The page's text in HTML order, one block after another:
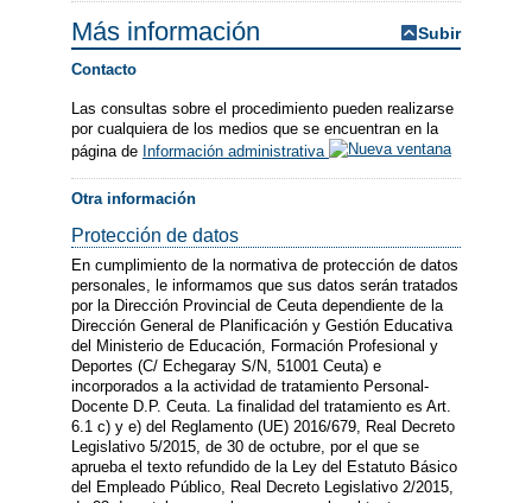
Más información Subir
Contacto
Las consultas sobre el procedimiento pueden realizarse
por cualquiera de los medios que se encuentran en la
página de Información administrativa
Otra información
Protección de datos
En cumplimiento de la normativa de protección de datos
personales, le informamos que sus datos serán tratados
por la Dirección Provincial de Ceuta dependiente de la
Dirección General de Planificación y Gestión Educativa
del Ministerio de Educación, Formación Profesional y
Deportes (C/ Echegaray S/N, 51001 Ceuta) e
incorporados a la actividad de tratamiento Personal-
Docente D.P. Ceuta. La finalidad del tratamiento es Art.
6.1 c) y e) del Reglamento (UE) 2016/679, Real Decreto
Legislativo 5/2015, de 30 de octubre, por el que se
aprueba el texto refundido de la Ley del Estatuto Básico
del Empleado Público, Real Decreto Legislativo 2/2015,